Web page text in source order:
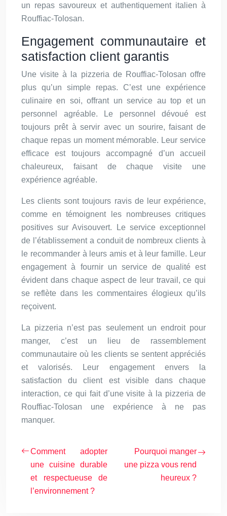
un repas savoureux et authentiquement italien à
Rouffiac-Tolosan.
Engagement communautaire et
satisfaction client garantis
Une visite à la pizzeria de Rouffiac-Tolosan offre
plus qu’un simple repas. C’est une expérience
culinaire en soi, offrant un service au top et un
personnel agréable. Le personnel dévoué est
toujours prêt à servir avec un sourire, faisant de
chaque repas un moment mémorable. Leur service
efficace est toujours accompagné d’un accueil
chaleureux, faisant de chaque visite une
expérience agréable.
Les clients sont toujours ravis de leur expérience,
comme en témoignent les nombreuses critiques
positives sur Avisouvert. Le service exceptionnel
de l’établissement a conduit de nombreux clients à
le recommander à leurs amis et à leur famille. Leur
engagement à fournir un service de qualité est
évident dans chaque aspect de leur travail, ce qui
se reflète dans les commentaires élogieux qu’ils
reçoivent.
La pizzeria n’est pas seulement un endroit pour
manger, c’est un lieu de rassemblement
communautaire où les clients se sentent appréciés
et valorisés. Leur engagement envers la
satisfaction du client est visible dans chaque
interaction, ce qui fait d’une visite à la pizzeria de
Rouffiac-Tolosan une expérience à ne pas
manquer.
Comment adopter
une cuisine durable
et respectueuse de
l’environnement ?
Pourquoi manger
une pizza vous rend
heureux ?